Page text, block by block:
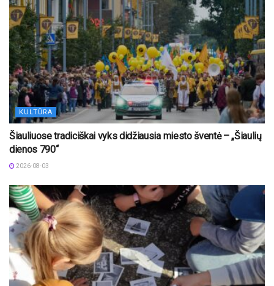
KULTŪRA
Šiauliuose tradiciškai vyks didžiausia miesto šventė – „Šiaulių
dienos 790“
2026-08-03